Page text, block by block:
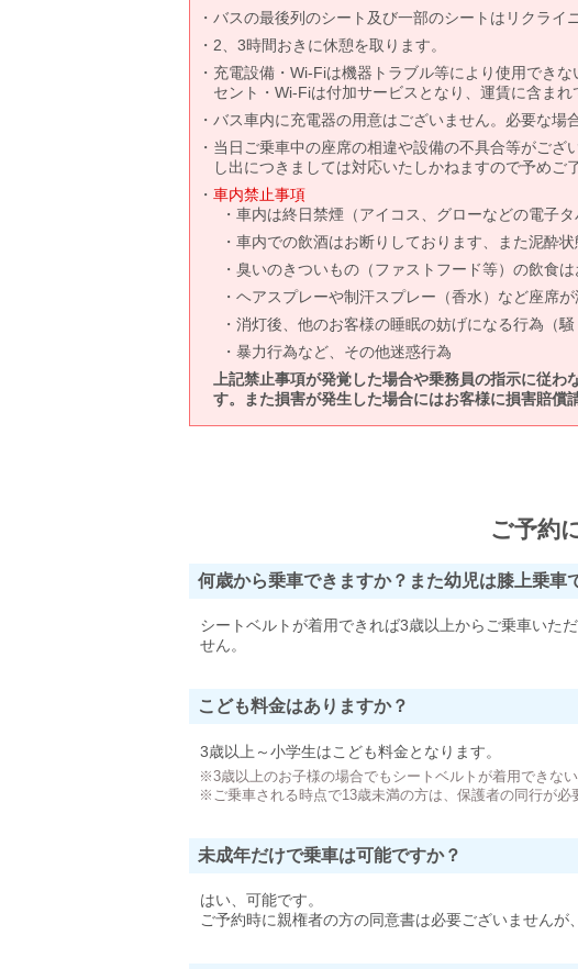
バスの最後列のシート及び一部のシートはリクライ
2、3時間おきに休憩を取ります。
充電設備・Wi-Fiは機器トラブル等により使用でき
セント・Wi-Fiは付加サービスとなり、運賃に含まれ
バス車内に充電器の用意はございません。必要な場
当日ご乗車中の座席の相違や設備の不具合等がご
し出につきましては対応いたしかねますので予めご
車内禁止事項
車内は終日禁煙（アイコス、グローなどの電子タ
車内での飲酒はお断りしております、また泥酔
臭いのきついもの（ファストフード等）の飲食は
ヘアスプレーや制汗スプレー（香水）など座席
消灯後、他のお客様の睡眠の妨げになる行為（
暴力行為など、その他迷惑行為
上記禁止事項が発覚した場合や乗務員の指示に従
す。また損害が発生した場合にはお客様に損害賠償
ご予約
何歳から乗車できますか？また幼児は膝上乗車
シートベルトが着用できれば3歳以上からご乗車いた
せん。
こども料金はありますか？
3歳以上～小学生はこども料金となります。
※3歳以上のお子様の場合でもシートベルトが着用できな
※ご乗車される時点で13歳未満の方は、保護者の同行が必
未成年だけで乗車は可能ですか？
はい、可能です。
ご予約時に親権者の方の同意書は必要ございませんが